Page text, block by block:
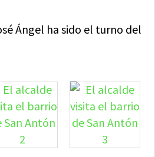
Ángel ha sido el turno del